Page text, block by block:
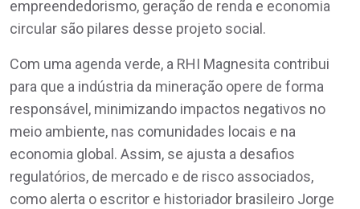
empreendedorismo, geração de renda e economia
circular são pilares desse projeto social.
Com uma agenda verde, a RHI Magnesita contribui
para que a indústria da mineração opere de forma
responsável, minimizando impactos negativos no
meio ambiente, nas comunidades locais e na
economia global. Assim, se ajusta a desafios
regulatórios, de mercado e de risco associados,
como alerta o escritor e historiador brasileiro Jorge